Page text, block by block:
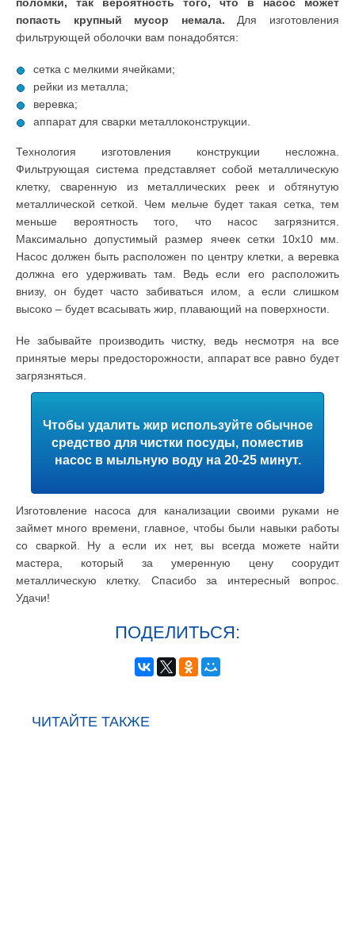
попасть крупный мусор немала. Для изготовления
фильтрующей оболочки вам понадобятся:
сетка с мелкими ячейками;
рейки из металла;
веревка;
аппарат для сварки металлоконструкции.
Технология изготовления конструкции несложна.
Фильтрующая система представляет собой металлическую
клетку, сваренную из металлических реек и обтянутую
металлической сеткой. Чем мельче будет такая сетка, тем
меньше вероятность того, что насос загрязнится.
Максимально допустимый размер ячеек сетки 10х10 мм.
Насос должен быть расположен по центру клетки, а веревка
должна его удерживать там. Ведь если его расположить
внизу, он будет часто забиваться илом, а если слишком
высоко – будет всасывать жир, плавающий на поверхности.
Не забывайте производить чистку, ведь несмотря на все
принятые меры предосторожности, аппарат все равно будет
загрязняться.
Чтобы удалить жир используйте обычное
средство для чистки посуды, поместив
насос в мыльную воду на 20-25 минут.
Изготовление насоса для канализации своими руками не
займет много времени, главное, чтобы были навыки работы
со сваркой. Ну а если их нет, вы всегда можете найти
мастера, который за умеренную цену соорудит
металлическую клетку. Спасибо за интересный вопрос.
Удачи!
ПОДЕЛИТЬСЯ:
ЧИТАЙТЕ ТАКЖЕ